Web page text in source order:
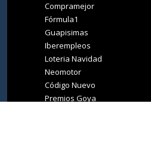
Compramejor
Fórmula1
Guapisimas
Iberempleos
Loteria Navidad
Neomotor
Código Nuevo
Premios Goya